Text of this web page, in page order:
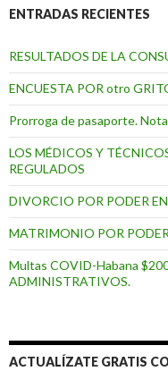
ENTRADAS RECIENTES
RESULTADOS DE LA
ENCUESTA POR otro
Prorroga de pasaporte.
LOS MÉDICOS Y
REGULADOS
DIVORCIO POR PODER
MATRIMONIO POR
Multas COVID-Habana
ADMINISTRATIVOS.
ACTUALÍZATE GRATIS